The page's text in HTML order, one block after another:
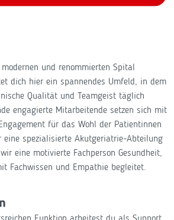
und renommierten Spital
dich hier ein spannendes Umfeld, in dem
Qualität und Teamgeist täglich
engagierte Mitarbeitende setzen sich mit
für das Wohl der Patientinnen
eine spezialisierte Akutgeriatrie-Abteilung
eine motivierte Fachperson Gesundheit,
Fachwissen und Empathie begleitet.